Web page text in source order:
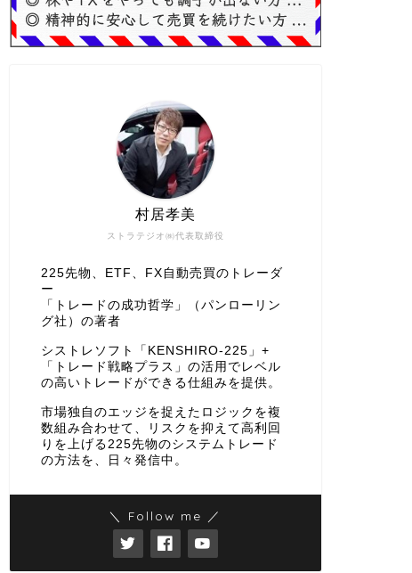
ストラテジオ㈱代表取締役
村居孝美
225先物、ETF、FX自動売買のトレーダ
ー
「トレードの成功哲学」（パンローリン
グ社）の著者
シストレソフト「KENSHIRO-225」+
「トレード戦略プラス」の活用でレベル
の高いトレードができる仕組みを提供。
市場独自のエッジを捉えたロジックを複
数組み合わせて、リスクを抑えて高利回
りを上げる225先物のシステムトレード
の方法を、日々発信中。
＼ Follow me ／